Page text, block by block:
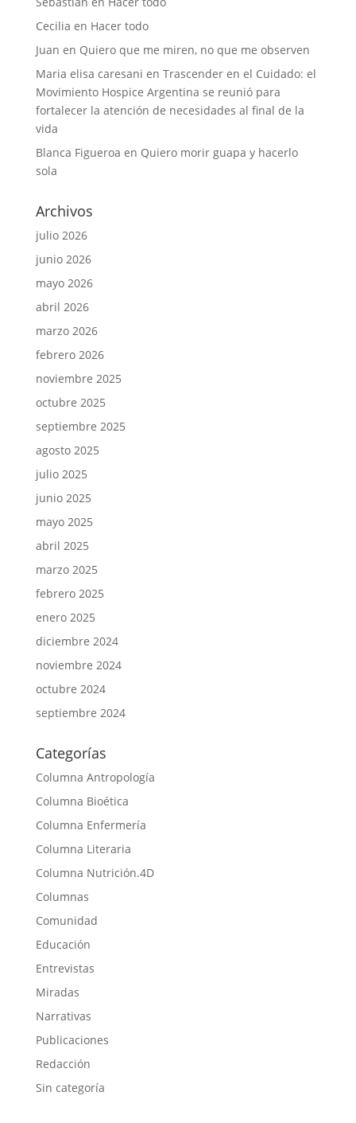
Cecilia en Hacer todo
Juan en Quiero que me miren, no que me observen
Maria elisa caresani en Trascender en el Cuidado: el
Movimiento Hospice Argentina se reunió para
fortalecer la atención de necesidades al final de la
vida
Blanca Figueroa en Quiero morir guapa y hacerlo
sola
Archivos
julio 2026
junio 2026
mayo 2026
abril 2026
marzo 2026
febrero 2026
noviembre 2025
octubre 2025
septiembre 2025
agosto 2025
julio 2025
junio 2025
mayo 2025
abril 2025
marzo 2025
febrero 2025
enero 2025
diciembre 2024
noviembre 2024
octubre 2024
septiembre 2024
Categorías
Columna Antropología
Columna Bioética
Columna Enfermería
Columna Literaria
Columna Nutrición.4D
Columnas
Comunidad
Educación
Entrevistas
Miradas
Narrativas
Publicaciones
Redacción
Sin categoría